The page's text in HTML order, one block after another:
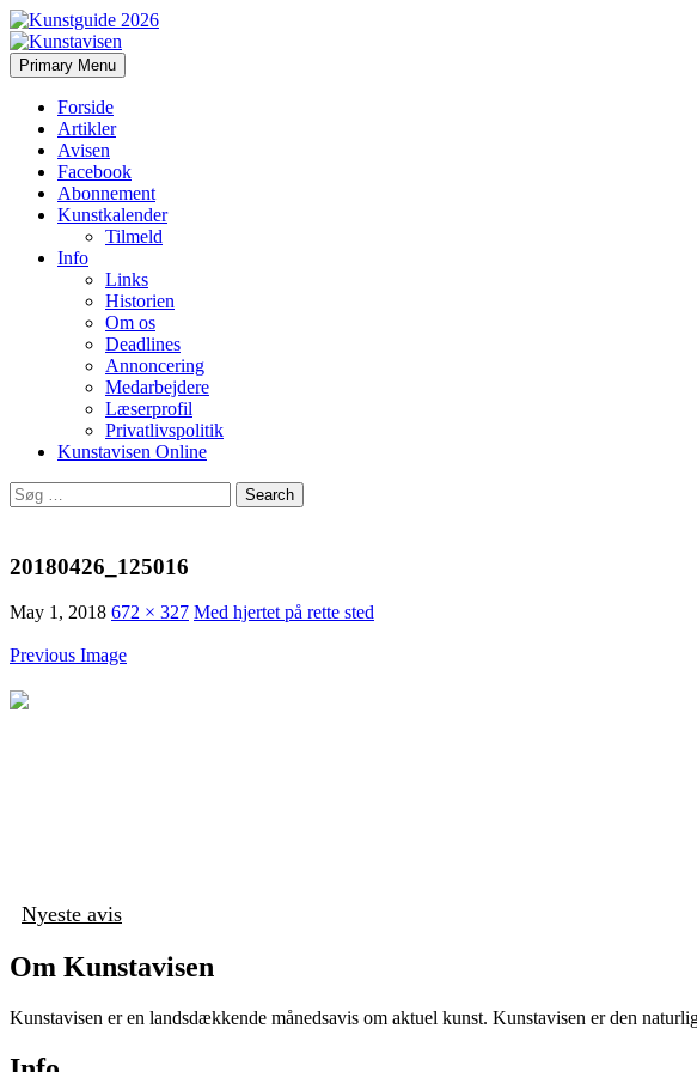
Kunstavisen
Search
Primary Menu Skip
to
Forside
Artikler
Avisen
Facebook
Abonnement
Kunstkalender
Tilmeld
Info
Links
Historien
Om os
Deadlines
Annoncering
Medarbejdere
Læserprofil
Privatlivspolitik
Kunstavisen Online
Search
for:
20180426_125016
May 1, 2018 672 × 327 Med hjertet på rette sted
Previous Image
Nyeste avis
Om Kunstavisen
Kunstavisen er en landsdækkende månedsavis om aktuel kunst. Kunstavisen er den